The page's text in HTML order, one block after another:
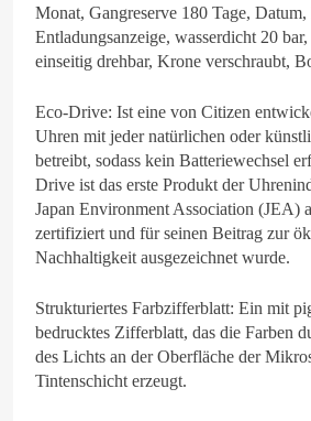
Monat, Gangreserve 180 Tage,
Entladungsanzeige, wasserdicht 20
einseitig drehbar, Krone verschraubt,
Eco-Drive: Ist eine von Citizen
Uhren mit jeder natürlichen oder
betreibt, sodass kein Batteriewechsel
Drive ist das erste Produkt der
Japan Environment Association (JEA)
zertifiziert und für seinen Beitrag zur
Nachhaltigkeit ausgezeichnet wurde.
Strukturiertes Farbzifferblatt: Ein mit
bedrucktes Zifferblatt, das die Farben
des Lichts an der Oberfläche der
Tintenschicht erzeugt.